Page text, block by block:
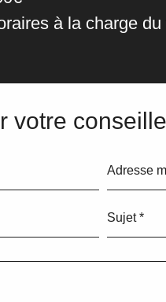
à la charge
votre